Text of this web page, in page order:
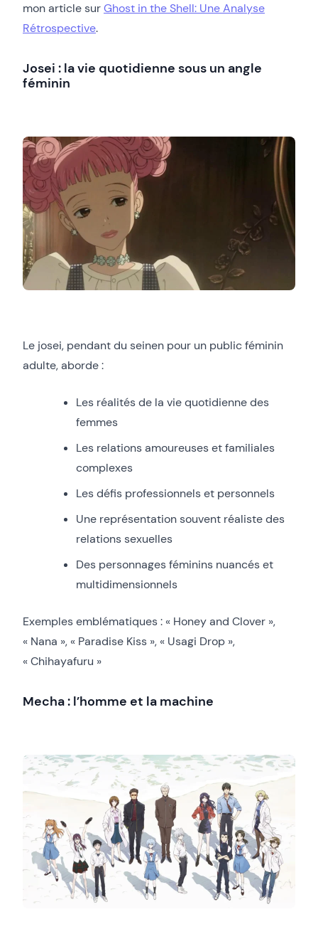
mon article surGhost in the Shell: Une Analyse
Rétrospective.
Josei : la vie quotidienne sous un angle
féminin
Le josei, pendant du seinen pour un public féminin
adulte, aborde :
Les réalités de la vie quotidienne des
femmes
Les relations amoureuses et familiales
complexes
Les défis professionnels et personnels
Une représentation souvent réaliste des
relations sexuelles
Des personnages féminins nuancés et
multidimensionnels
Exemples emblématiques : « Honey and Clover »,
« Nana », « Paradise Kiss », « Usagi Drop »,
« Chihayafuru »
Mecha : l’homme et la machine